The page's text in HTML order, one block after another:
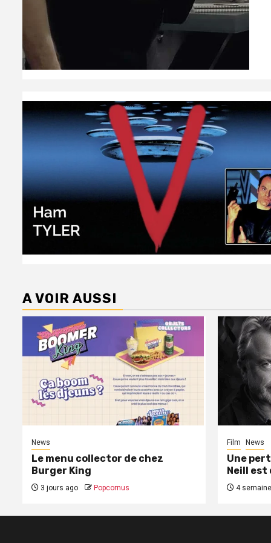
A VOIR AUSSI
News
Le menu collector de chez
Burger King
3 jours ago Popcornus
Film News
Une
Neill est
4